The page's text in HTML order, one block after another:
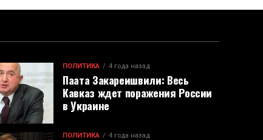
ПОЛИТИКА 4 года назад
Паата Закареишвили: Весь
Кавказ ждет поражения России
в Украине
ПОЛИТИКА 4 года назад